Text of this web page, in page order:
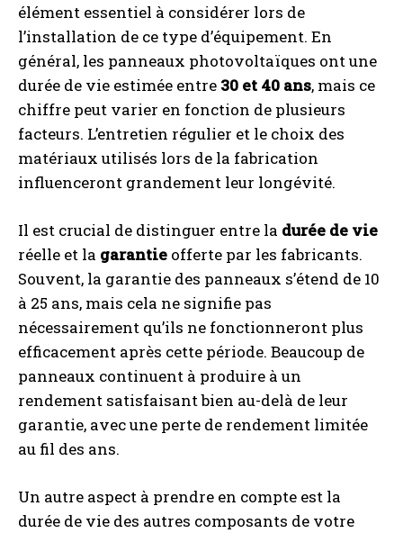
élément essentiel à considérer lors de
l’installation de ce type d’équipement. En
général, les panneaux photovoltaïques ont une
durée de vie estimée entre 30 et 40 ans, mais ce
chiffre peut varier en fonction de plusieurs
facteurs. L’entretien régulier et le choix des
matériaux utilisés lors de la fabrication
influenceront grandement leur longévité.
Il est crucial de distinguer entre la durée de vie
réelle et la garantie offerte par les fabricants.
Souvent, la garantie des panneaux s’étend de 10
à 25 ans, mais cela ne signifie pas
nécessairement qu’ils ne fonctionneront plus
efficacement après cette période. Beaucoup de
panneaux continuent à produire à un
rendement satisfaisant bien au-delà de leur
garantie, avec une perte de rendement limitée
au fil des ans.
Un autre aspect à prendre en compte est la
durée de vie des autres composants de votre